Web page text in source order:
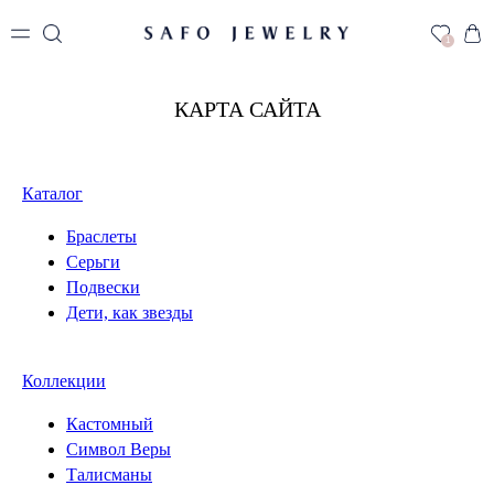
1
КАРТА САЙТА
Каталог
Браслеты
Серьги
Подвески
Дети, как звезды
Коллекции
Кастомный
Символ Веры
Талисманы